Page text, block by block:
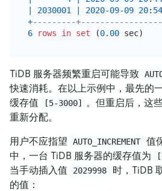
2030001 2020-09-09 20: 54
+---------
6
rows in set (0.00
TiDB 服务器频繁重启可能导致
快速消耗。在以上示例中，最先的
缓存值
[5-3000]
。但重启后，这
重新分配。
用户不应指望 AUTO_INCREMENT 值
中，一台 TiDB 服务器的缓存值为
当手动插入值
2029998
时，TiDB
的值：